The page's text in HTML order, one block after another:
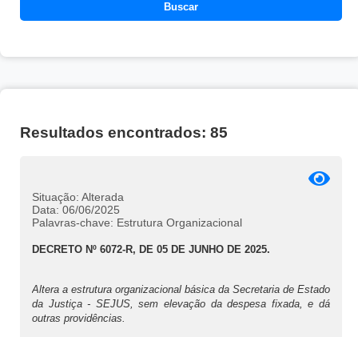
Buscar
Resultados encontrados: 85
Situação: Alterada
Data: 06/06/2025
Palavras-chave: Estrutura Organizacional
DECRETO Nº 6072-R, DE 05 DE JUNHO DE 2025.
Altera a estrutura organizacional básica da Secretaria de Estado
da Justiça - SEJUS, sem elevação da despesa fixada, e dá
outras providências.